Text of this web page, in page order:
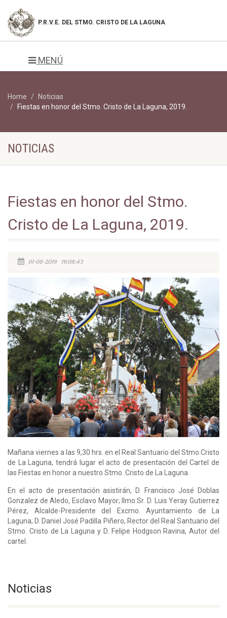
P.R.V.E. DEL STMO. CRISTO DE LA LAGUNA
MENÚ
Home
Noticias
Fiestas en honor del Stmo. Cristo de La Laguna, 2019.
NOTICIAS
Fiestas en honor del Stmo.
Cristo de La Laguna, 2019.
01-08-2019 19:08:43
Mañana viernes a las 9,30 hrs. en el Real Santuario del Stmo.Cristo
de La Laguna, tendrá lugar el acto de presentación del Cartel de
las Fiestas en honor a nuestro Stmo. Cristo de La Laguna.
En el acto de presentación asistirán, D. Francisco José Doblas
Gonzalez de Aledo, Esclavo Mayor; Ilmo.Sr. D. Luis Yeray Gutierrez
Pérez, Alcalde-Presidente del Excmo. Ayuntamiento de La
Laguna; D. Daniel José Padilla Piñero, Rector del Real Santuario del
Stmo. Cristo de La Laguna y D. Felipe Hodgson Ravina, Autor del
cartel.
Noticias